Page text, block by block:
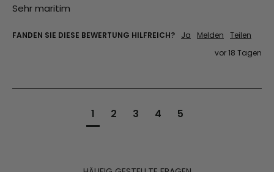
Sehr maritim
FANDEN SIE DIESE BEWERTUNG HILFREICH? Ja Melden
Teilen
vor 18 Tagen
1 2 3 4 5